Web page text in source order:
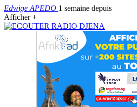
Edwige APEDO 1 semaine depuis
Afficher +